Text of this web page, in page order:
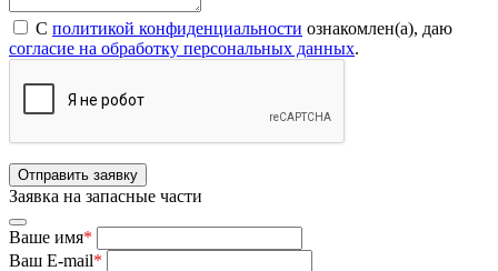
С политикой конфиденциальности ознакомлен(а), даю
согласие на обработку персональных данных.
Отправить заявку
Заявка на запасные части
Ваше имя*
Ваш E-mail*